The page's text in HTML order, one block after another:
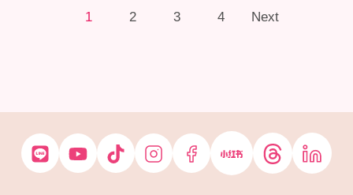
P
t
s
1 2 3 4 Next